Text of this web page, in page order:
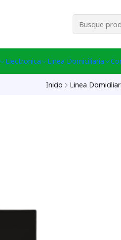
Electronica Linea Domiciliaria
Inicio Linea